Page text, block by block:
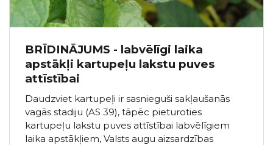
BRĪDINĀJUMS - labvēlīgi laika
apstākļi kartupeļu lakstu puves
attīstībai
Daudzviet kartupeļi ir sasnieguši sakļaušanās
vagās stadiju (AS 39), tāpēc pieturoties
kartupeļu lakstu puves attīstībai labvēlīgiem
laika apstākļiem, Valsts augu aizsardzības